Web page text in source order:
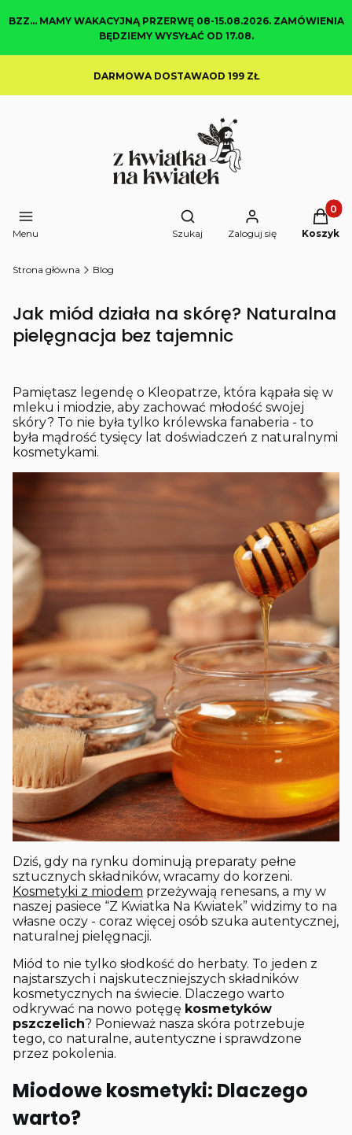
BZZ... MAMY WAKACYJNĄ PRZERWĘ 08-15.08.2026. ZAMÓWIENIA
BĘDZIEMY WYSYŁAĆ OD 17.08.
DARMOWA DOSTAWAOD 199 ZŁ
Menu
Otwórz wyszukiwarkę
Szukaj Zaloguj się Koszyk
Strona główna Blog
Jak miód działa na skórę? Naturalna
pielęgnacja bez tajemnic
Pamiętasz legendę o Kleopatrze, która kąpała się w
mleku i miodzie, aby zachować młodość swojej
skóry? To nie była tylko królewska fanaberia - to
była mądrość tysięcy lat doświadczeń z naturalnymi
kosmetykami.
Dziś, gdy na rynku dominują preparaty pełne
sztucznych składników, wracamy do korzeni.
Kosmetyki z miodem przeżywają renesans, a my w
naszej pasiece “Z Kwiatka Na Kwiatek” widzimy to na
własne oczy - coraz więcej osób szuka autentycznej,
naturalnej pielęgnacji.
Miód to nie tylko słodkość do herbaty. To jeden z
najstarszych i najskuteczniejszych składników
kosmetycznych na świecie. Dlaczego warto
odkrywać na nowo potęgę kosmetyków
pszczelich? Ponieważ nasza skóra potrzebuje
tego, co naturalne, autentyczne i sprawdzone
przez pokolenia.
Miodowe kosmetyki: Dlaczego
warto?